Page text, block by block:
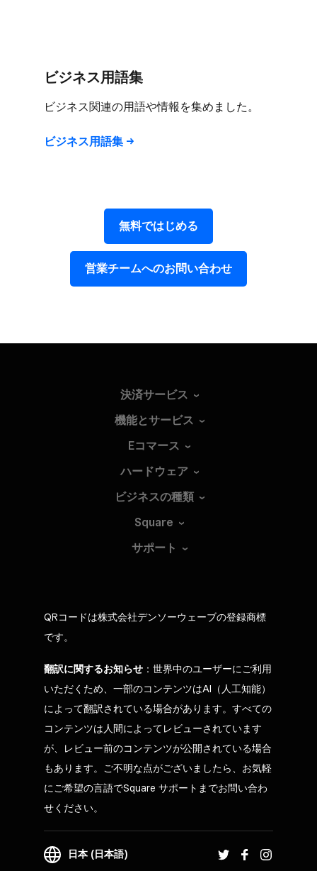
ビジネス用語集
ビジネス関連の​用語や​情報を​集めました。
ビジネス用語集
無料で​はじめる
営業チームへの​お問い​合わせ
決済サービス
機能とサービス
Eコマース
ハードウェア
ビジネスの種類
Square
サポート
QRコードは株式会社デンソーウェーブの登録商標
です。
翻訳に関するお知らせ ：世界中のユーザーにご利用
いただくため、一部のコンテンツはAI（人工知能）
によって翻訳されている場合があります。すべての
コンテンツは人間によってレビューされています
が、レビュー前のコンテンツが公開されている場合
もあります。ご不明な点がございましたら、お気軽
にご希望の言語でSquare サポートまでお問い合わ
せください。
日本 (日本語)